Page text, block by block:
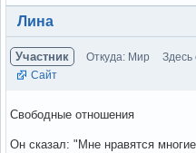
Вне форума
Лина
Участник Откуда: Мир Здесь
Сайт
Свободные отношения
Он сказал: "Мне нравятся